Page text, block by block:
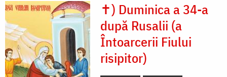
✝) Duminica a 34-a
după Rusalii (a
Întoarcerii Fiului
risipitor)